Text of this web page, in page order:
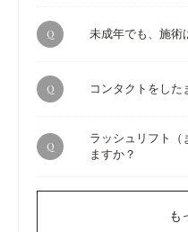
Q 未成年でも、施術
Q コンタクトをした
Q
ラッシュリフト（
ますか？
も